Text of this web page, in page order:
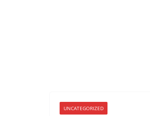
UNCATEGORIZED